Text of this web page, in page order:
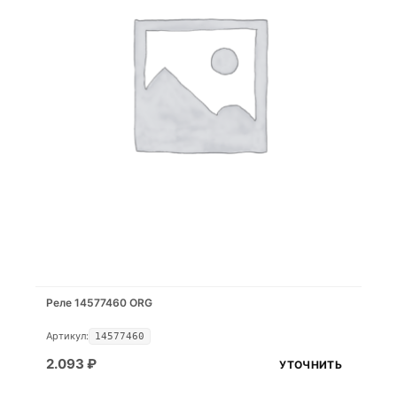
Реле 14577460 ORG
Артикул: 14577460
2.093 ₽ УТОЧНИТЬ